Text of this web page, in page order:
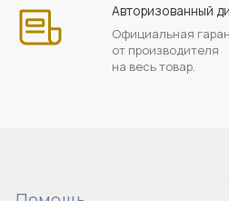
Авторизованный
Официальная
от производителя
на весь товар.